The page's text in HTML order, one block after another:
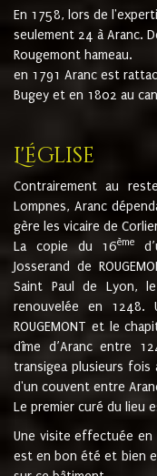
En 1758, lors de
seulement 24 à Aranc.
Rougemont hameau.
en 1791 Aranc est
Bugey et en 1802 au
L'église
Contrairement au
Lompnes, Aranc
gère les vicaire de
La copie du 16ème
Josserand de
Saint Paul de Lyon,
renouvelée en
ROUGEMONT et le
dîme d’Aranc entre
transigea plusieurs fois
d'un couvent entre
Le premier curé du lieu
Une visite effectuée
est en bon été et bien